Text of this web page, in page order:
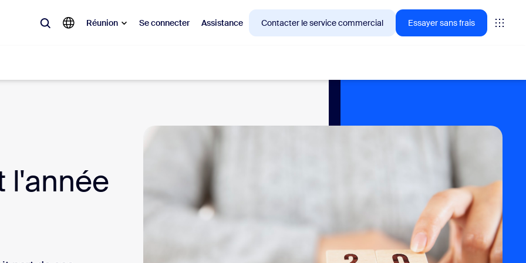
Réunion Se connecter Assistance Contacter le service commercial Essayer sans frais
l'année